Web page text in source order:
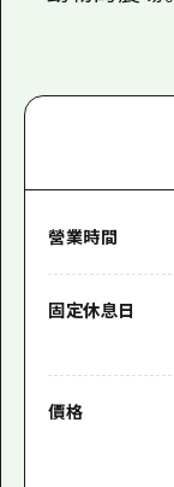
營業時間
固定休息日
價格